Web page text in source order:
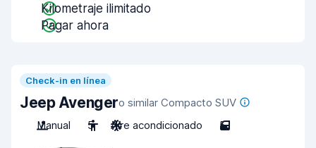
Kilometraje ilimitado
Pagar ahora
Check-in en línea
Jeep Avengero similar Compacto SUV
Manual
5 Aire acondicionado 5